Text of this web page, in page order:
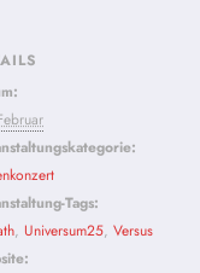
Tags:
, Universum25, Versus